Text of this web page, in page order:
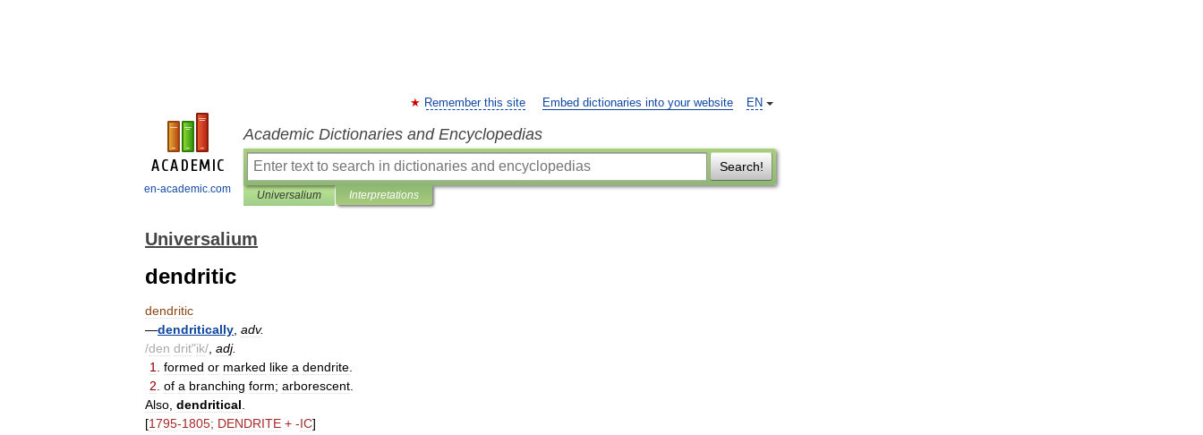
en-academic.com
EN
Remember this site Embed dictionaries into your website
Academic Dictionaries and Encyclopedias
Search!
Universalium Interpretations
Universalium
dendritic
dendritic
—dendritically adv.
/den drit"ik/ adj.
1
formed or marked like a dendrite
2 of a branching form; arborescent
Also dendritical
[1795-1805; DENDRITE + -IC]